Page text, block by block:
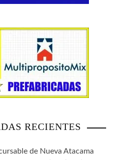
RECIENTES
de Nueva Atacama